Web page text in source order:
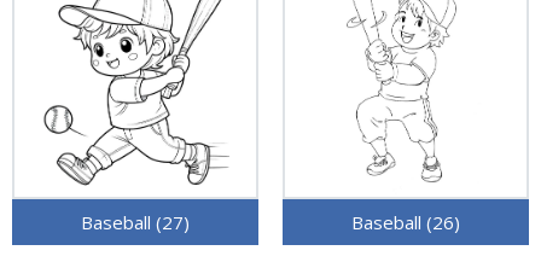
Baseball (27) Baseball (26)